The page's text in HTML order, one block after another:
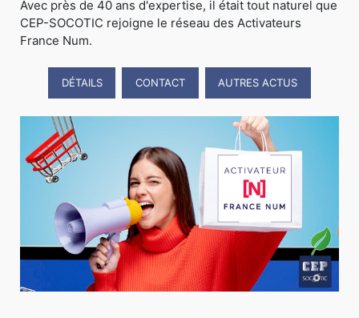
Avec près de 40 ans d'expertise, il était tout naturel que
CEP-SOCOTIC rejoigne le réseau des Activateurs
France Num.
DÉTAILS CONTACT AUTRES ACTUS